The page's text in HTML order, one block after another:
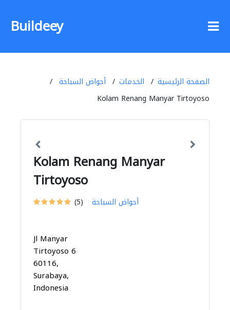
Buildeey
الصفحة الرئيسية الخدمات
أحواض السباحة
Kolam Renang Manyar Tirtoyoso
Kolam Renang Manyar
Tirtoyoso
(5) أحواض السباحة
Jl Manyar
Tirtoyoso 6
60116,
Surabaya,
Indonesia